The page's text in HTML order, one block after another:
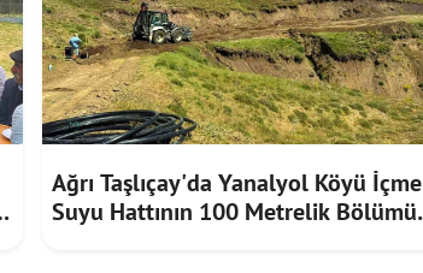
Ağrı Taşlıçay'da Yanalyol Köyü İçme
Suyu Hattının 100 Metrelik Bölümü